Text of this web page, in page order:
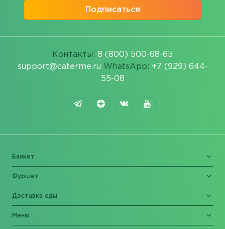
Подписаться
Контакты: 8 (800) 500-68-65
support@caterme.ru WhatsApp: +7 (929) 644-
55-08
Банкет
Фуршет
Доставка еды
Меню